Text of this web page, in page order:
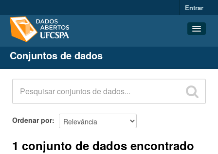
Entrar
Conjuntos de dados
Organizações
Grupos
Sobre
Conjuntos de dados
Ordenar por
1 conjunto de dados encontrado